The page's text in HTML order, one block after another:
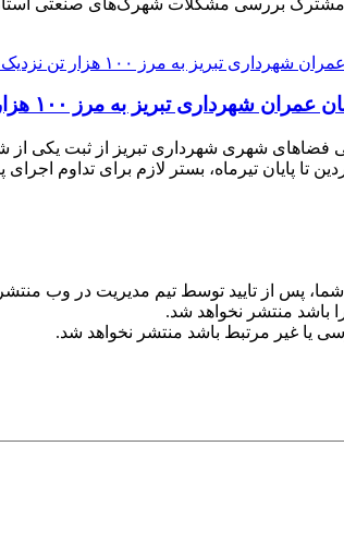
تبریز به مرز ۱۰۰ هزار تن نزدیک شد
پس از تایید توسط تیم مدیریت در وب
باشد منتشر نخواهد شد.
یا غیر مرتبط باشد منتشر نخواهد شد.